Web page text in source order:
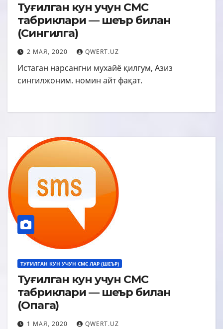
Туғилган кун учун СМС
табриклари — шеър билан
(Сингилга)
2 МАЯ, 2020 QWERT.UZ
Истаган нарсангни мухайё қилгум, Азиз
сингилжоним. номин айт фақат.
ТУҒИЛГАН КУН УЧУН СМС ЛАР (ШЕЪР)
Туғилган кун учун СМС
табриклари — шеър билан
(Опага)
1 МАЯ, 2020 QWERT.UZ